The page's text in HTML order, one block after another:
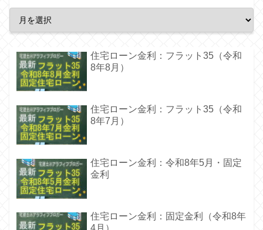
住宅ローン金利：フラット35（令和
8年8月）
住宅ローン金利：フラット35（令和
8年7月）
住宅ローン金利：令和8年5月・固定
金利
住宅ローン金利：固定金利（令和8年
4月）